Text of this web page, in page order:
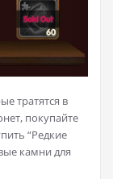
тратятся в
покупайте
“Редкие
камни для